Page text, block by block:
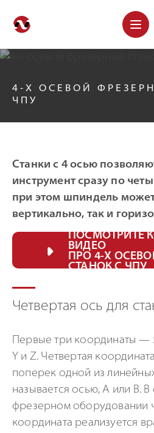
4-Х ОСЕВОЙ
ЧПУ
Станки с 4 осью
инструмент сразу по
при этом шпиндель
вертикально, так и
ПОСМОТРИТЕ
ВИДЕО
ПРО 4-Х
СТАНОК С ЧПУ
Четвертая ось для
Первые три координаты —
Y и Z. Четвертая
поперек одной из
называется осью, А или В.
фрезерном оборудовании
координата реализуется